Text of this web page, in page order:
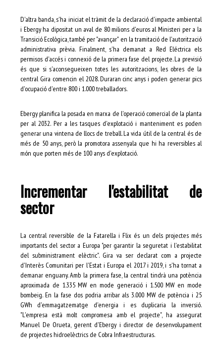
D'altra banda, s'ha iniciat el tràmit de la declaració d'impacte ambiental
i Ebergy ha dipositat un aval de 80 milions d'euros al Ministeri per a la
Transició Ecològica, també per "avançar" en la tramitació de l'autorització
administrativa prèvia. Finalment, s'ha demanat a Red Eléctrica els
permisos d'accés i connexió de la primera fase del projecte. La previsió
és que si s'aconsegueixen totes les autoritzacions, les obres de la
central Gira comencin el 2028. Duraran cinc anys i poden generar pics
d'ocupació d'entre 800 i 1.000 treballadors.
Ebergy planifica la posada en marxa de l'operació comercial de la planta
per al 2032. Per a les tasques d'explotació i manteniment es poden
generar una vintena de llocs de treball. La vida útil de la central és de
més de 50 anys, però la promotora assenyala que hi ha reversibles al
món que porten més de 100 anys d'explotació.
Incrementar l'estabilitat de
sector
La central reversible de la Fatarella i Flix és un dels projectes més
importants del sector a Europa "per garantir la seguretat i l'estabilitat
del subministrament elèctric". Gira va ser declarat com a projecte
d'Interès Comunitari per l'Estat i Europa el 2017 i 2019, i s'ha tornat a
demanar enguany. Amb la primera fase, la central tindrà una potència
aproximada de 1.335 MW en mode generació i 1.500 MW en mode
bombeig. En la fase dos podria arribar als 3.000 MW de potència i 25
GWh d'emmagatzematge d'energia i es duplicaria la inversió.
"L'empresa està molt compromesa amb el projecte", ha assegurat
Manuel De Orueta, gerent d'Ebergy i director de desenvolupament
de projectes hidroelèctrics de Cobra Infraestructuras.